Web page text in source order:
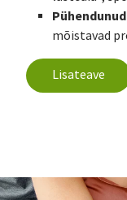
mõistavad
Lisateave